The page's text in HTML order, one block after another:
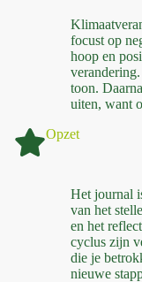
focust op
hoop en
toon.
uiten, want
Opzet
Het journal
van het
en het
cyclus zijn
die je
nieuwe